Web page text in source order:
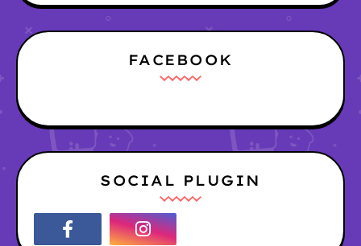
FACEBOOK
SOCIAL PLUGIN